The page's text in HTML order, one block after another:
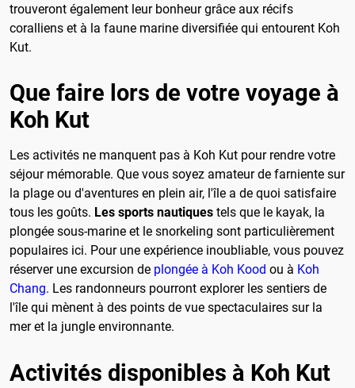
trouveront également leur bonheur grâce aux récifs
coralliens et à la faune marine diversifiée qui entourent Koh
Kut.
Que faire lors de votre voyage à
Koh Kut
Les activités ne manquent pas à Koh Kut pour rendre votre
séjour mémorable. Que vous soyez amateur de farniente sur
la plage ou d'aventures en plein air, l'île a de quoi satisfaire
tous les goûts. Les sports nautiques tels que le kayak, la
plongée sous-marine et le snorkeling sont particulièrement
populaires ici. Pour une expérience inoubliable, vous pouvez
réserver une excursion de plongée à Koh Kood ou à Koh
Chang. Les randonneurs pourront explorer les sentiers de
l'île qui mènent à des points de vue spectaculaires sur la
mer et la jungle environnante.
Activités disponibles à Koh Kut